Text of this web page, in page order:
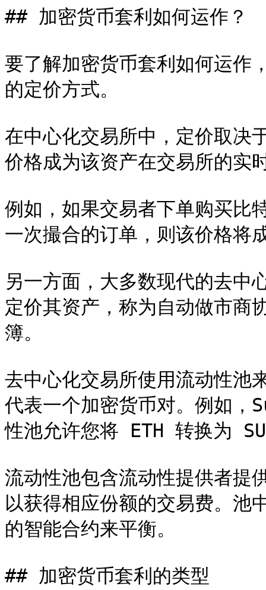
## 加密货币套利如何运作？
要了解加密货币套利如何运作
的定价方式。
在中心化交易所中，定价取决
价格成为该资产在交易所的实
例如，如果交易者下单购买比
一次撮合的订单，则该价格将
另一方面，大多数现代的去中
定价其资产，称为自动做市商
簿。
去中心化交易所使用流动性池
代表一个加密货币对。例如
性池允许您将 ETH 转换为
流动性池包含流动性提供者提
以获得相应份额的交易费。池
的智能合约来平衡。
## 加密货币套利的类型